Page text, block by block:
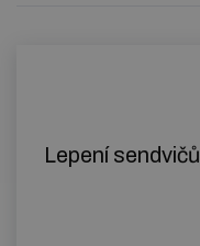
Lepení sendvičů